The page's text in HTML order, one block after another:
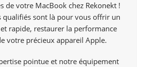
de votre MacBook chez Rekonekt !
qualifiés sont là pour vous offrir un
rapide, restaurer la performance
votre précieux appareil Apple.
pointue et notre équipement